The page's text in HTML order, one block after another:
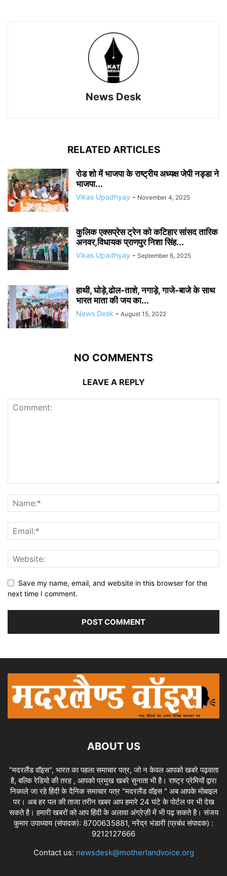
News Desk
RELATED ARTICLES
रोड शो में भाजपा के राष्ट्रीय अध्यक्ष जेपी नड्डा ने
भाजपा...
Vikas Upadhyay - November 4, 2025
कुलिक एक्सप्रेस ट्रेन को कटिहार सांसद तारिक
अनवर,विधायक प्राणपुर निशा सिंह...
Vikas Upadhyay - September 6, 2025
हाथी, घोड़े,ढोल-ताशे, नगाड़े, गाजे-बाजे के साथ
भारत माता की जय का...
News Desk - August 15, 2022
NO COMMENTS
LEAVE A REPLY
Save my name, email, and website in this browser for the
next time I comment.
ABOUT US
"मदरलैंड वॉइस", भारत का पहला समाचार पत्र, जो न केवल आपको खबरे पढ़वाता
है, बल्कि रेडियो की तरह , आपको प्रमुख खबरे सुनाता भी है। राष्ट्र प्रेमियों द्वारा
निकाले जा रहे हिंदी के दैनिक समाचार पत्र "मदरलैंड वॉइस " अब आपके मोबाइल
पर। अब हर पल की ताजा तरीन खबर आप हमारे 24 घंटे के पोर्टल पर भी देख
सकते है। हमारी खबरों को आप हिंदी के अलावा अंग्रेज़ी में भी पढ़ सकते है। संजय
कुमार उपाध्याय (संपादक): 8700635881, नरेंद्र भंडारी (प्रबंध संपादक) :
9212127666
Contact us: newsdesk@motherlandvoice.org